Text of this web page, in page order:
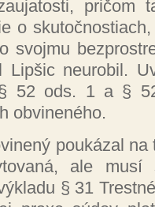
pričom
o
svojmu
Lipšic neurobil.
52 ods. 1 a §
obvineného.
poukázal na
ale musí
§ 31